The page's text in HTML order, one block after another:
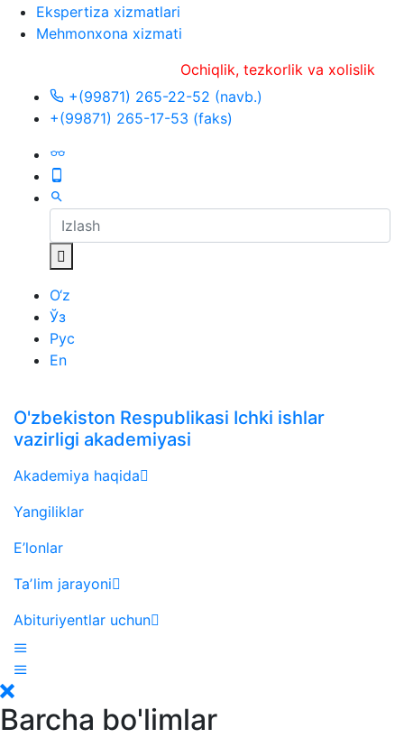
Ekspertiza xizmatlari
Mehmonxona xizmati
Ochiqlik, tezkorlik va xolislik
+(99871) 265-22-52 (navb.)
+(99871) 265-17-53 (faks)
O‘z
Ўз
Рус
En
O'zbekiston Respublikasi Ichki ishlar
vazirligi akademiyasi
Akademiya haqida
Yangiliklar
E’lonlar
Taʼlim jarayoni
Abituriyentlar uchun
Barcha bo'limlar